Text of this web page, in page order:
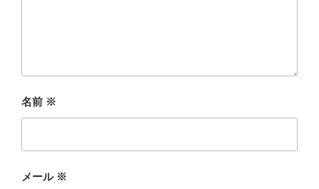
名前 ※
メール ※